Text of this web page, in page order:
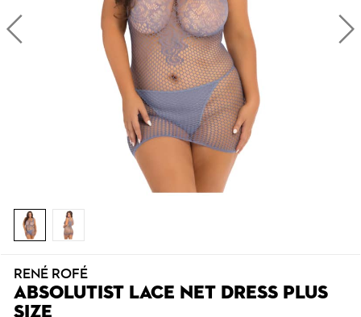
RENÉ ROFÉ
ABSOLUTIST LACE NET DRESS PLUS
SIZE